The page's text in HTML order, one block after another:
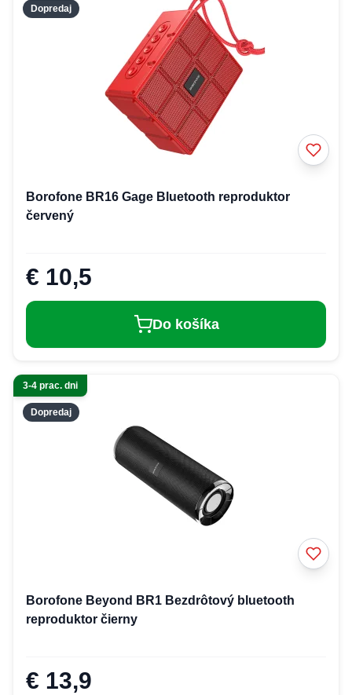
Dopredaj
Borofone BR16 Gage Bluetooth reproduktor
červený
€ 10,5
Do košíka
Dopredaj
3-4 prac. dni
Borofone Beyond BR1 Bezdrôtový bluetooth
reproduktor čierny
€ 13,9